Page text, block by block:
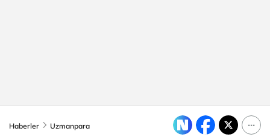
Haberler Uzmanpara